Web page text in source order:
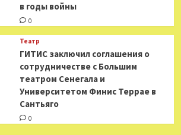
в годы войны
0
Театр
ГИТИС заключил соглашения о
сотрудничестве с Большим
театром Сенегала и
Университетом Финис Террае в
Сантьяго
0